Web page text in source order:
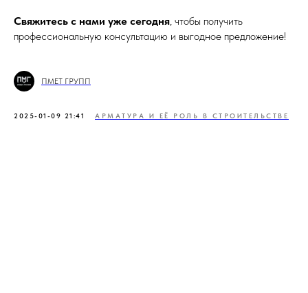
Свяжитесь с нами уже сегодня, чтобы получить
профессиональную консультацию и выгодное предложение!
ПМЕТ ГРУПП
2025-01-09 21:41 АРМАТУРА И ЕЁ РОЛЬ В СТРОИТЕЛЬСТВЕ